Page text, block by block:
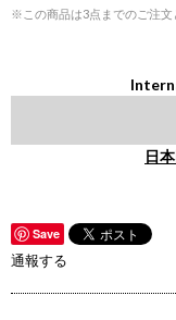
※この商品は3点までのご注文
日
Save
通報する